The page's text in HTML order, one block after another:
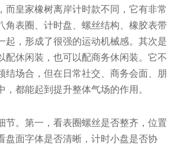
而皇家橡树离岸计时款不同，它有非常
角表圈、计时盘、螺丝结构、橡胶表带
起，形成了很强的运动机械感。其次是
配休闲装，也可以配商务休闲装。它不
结场合，但在日常社交、商务会面、朋
，都能起到提升整体气场的作用。
节。第一，看表圈螺丝是否整齐，位置
盘面字体是否清晰，计时小盘是否协